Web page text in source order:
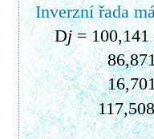
Inverzní řada
Dj= 100,141
86,871
16,701
117,508